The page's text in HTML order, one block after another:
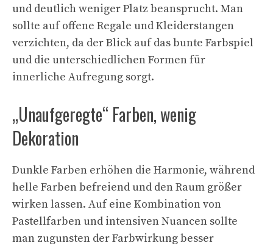
und deutlich weniger Platz beansprucht. Man
sollte auf offene Regale und Kleiderstangen
verzichten, da der Blick auf das bunte Farbspiel
und die unterschiedlichen Formen für
innerliche Aufregung sorgt.
„Unaufgeregte“ Farben, wenig
Dekoration
Dunkle Farben erhöhen die Harmonie, während
helle Farben befreiend und den Raum größer
wirken lassen. Auf eine Kombination von
Pastellfarben und intensiven Nuancen sollte
man zugunsten der Farbwirkung besser